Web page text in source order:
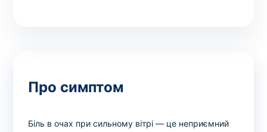
Про симптом
Біль в очах при сильному вітрі — це неприємний